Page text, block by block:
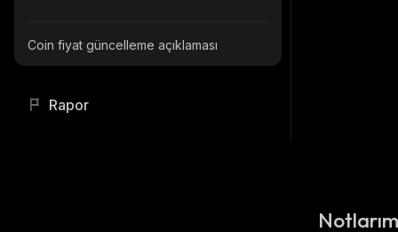
Coin fiyat güncelleme açıklaması
Rapor
Notlarım